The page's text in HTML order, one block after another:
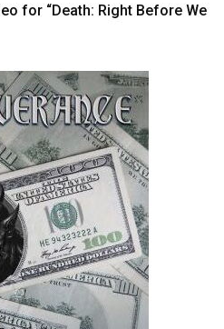
for “Death: Right Before We